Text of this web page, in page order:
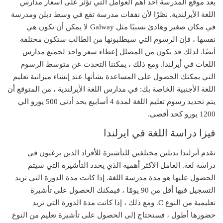
يعد موقع المدرسة أحد أهم العوامل التي تؤثر على أسعار مدارس
اللغة الأيرلندية. نظرًا لأن نفقات مدرسة تقع في وسط دبلن ومدرسة
في مكان صغير وهادئ نسبيًا مثل Galway لا يمكن أن تكون هي
نفسها ، فإن الرسوم التي سيطلبونها من الطالب ستكون مختلفة
أيضًا. لذلك قد يكون من المضلل إعطاء سعر واحد لجميع مدارس
اللغات في أيرلندا. ومع ذلك ، يمكننا التحدث عن متوسط ​​الرسوم
التي يمكنك الحصول على المساعدة بشأنها عند إنشاء ميزانية تعليم
اللغة الأجنبية الخاصة بك: في مدارس اللغة الأيرلندية ، من المتوقع أن
يتم تحديد رسوم تعليم اللغة لمدة 4 أسابيع بحد أدنى 500 يورو الي
1200 يورو كحد أقصى.
فيزا دراسة اللغة في ايرلندا
تقدم أيرلندا بديلين مختلفين للتأشيرة للأفراد الذين يرغبون في
دراسة لغة. العامل الأكثر أهمية الذي يحدد التأشيرة التي سيتم
الحصول عليها هو مدة مدرسة اللغة. إذا كانت مدة الدورة التي تريد
التسجيل فيها أقل من 90 يومًا ، فيمكنك الحصول على تأشيرة
تعليمية من النوع C. ومع ذلك ، إذا كانت مدة الدورة التي تريد
حضورها أطول ، فستحتاج إلى الحصول على تأشيرة تعليم من النوع